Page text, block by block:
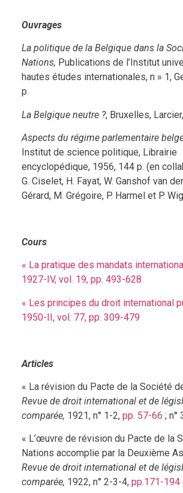
Ouvrages
La politique de la Belgique dans la
Nations, Publications de l’Institut
hautes études internationales, n » 1,
p.
La Belgique neutre ?, Bruxelles,
Aspects du régime parlementaire
Institut de science politique, Librairie
encyclopédique, 1956, 144 p. (en
G. Ciselet, H. Fayat, W. Ganshof van
Gérard, M. Grégoire, P. Harmel et P.
Cours
« La pratique des mandats
1927-IV, vol. 19, pp. 493-628
« Les principes du droit international
1950-II, vol. 77, pp. 309-479
Articles
« La révision du Pacte de la Société
Revue de droit international et de
comparée, 1921, n° 1-2, pp. 57-66 ; n°
« L’œuvre de révision du Pacte de la
Nations accomplie par la Deuxième
Revue de droit international et de
comparée, 1922, n° 2-3-4, pp.171-194